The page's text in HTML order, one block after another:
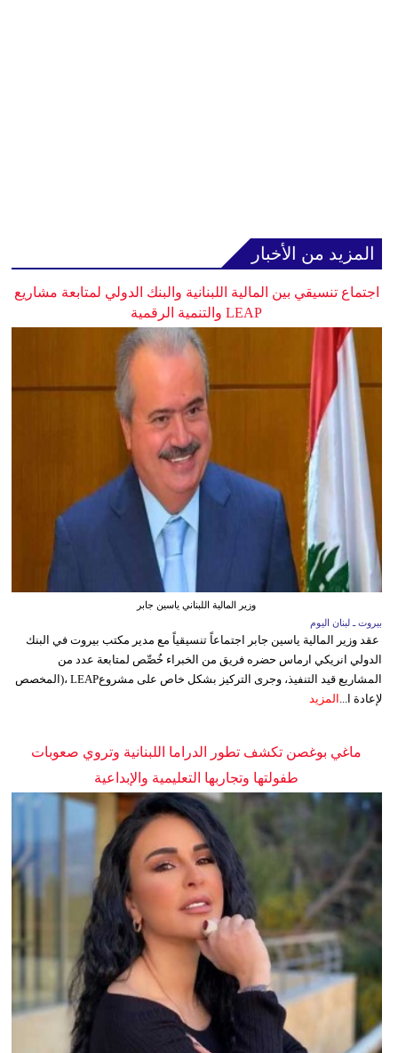
المزيد من الأخبار
اجتماع تنسيقي بين المالية اللبنانية والبنك الدولي لمتابعة مشاريع
LEAP والتنمية الرقمية
وزير المالية اللبناني ياسين جابر
بيروت ـ لبنان اليوم
عقد وزير المالية ياسين جابر اجتماعاً تنسيقياً مع مدير مكتب بيروت في البنك
الدولي انريكي ارماس حضره فريق من الخبراء خُصِّص لمتابعة عدد من
المشاريع قيد التنفيذ، وجرى التركيز بشكل خاص على مشروعLEAP ،(المخصص
لإعادة ا...
المزيد
ماغي بوغصن تكشف تطور الدراما اللبنانية وتروي صعوبات
طفولتها وتجاربها التعليمية والإبداعية